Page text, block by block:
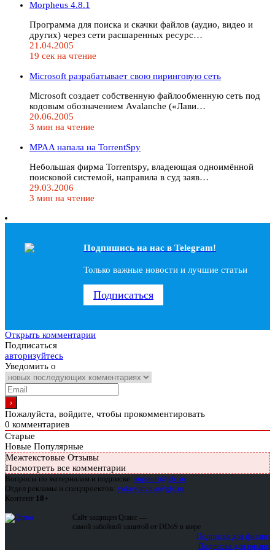
Morpheus 4.8.1
Программа для поиска и скачки файлов (аудио, видео и
других) через сети расшаренных ресурс…
21.04.2005
19 сек на чтение
Microsoft разрабатывает свою пиринговую сеть
Microsoft создает собственную файлообменную сеть под
кодовым обозначением Avalanche («Лави…
20.06.2005
3 мин на чтение
MPAA напала на TorrentSpy
Небольшая фирма Torrentspy, владеющая одноимённой
поисковой системой, направила в суд заяв…
29.03.2006
3 мин на чтение
Подпишись на наc в Telegram!
Только важные новости и лучшие статьи
Подписаться
Открыть комментарии
Подписаться
авторизуйтесь
Уведомить о
Пожалуйста, войдите, чтобы прокомментировать
0 комментариев
Старые
Новые Популярные
Межтекстовые Отзывы
Посмотреть все комментарии
Вопросы по материалам и подписке: support@glc.ru
Отдел рекламы и спецпроектов: yakovleva.a@glc.ru
Контент 18+
Сайт защищен Qrator —
самой забойной защитой от DDoS в мире
Подписка для физлиц
Подписка для юрлиц